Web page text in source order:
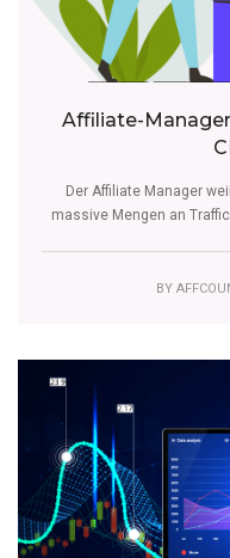
Affiliate-
Der Affiliate Manager
massive Mengen an
BY